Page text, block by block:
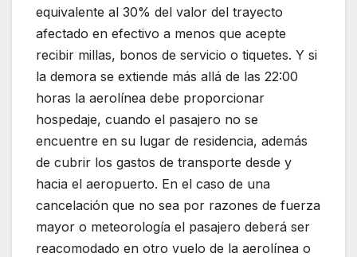
equivalente al 30% del valor del trayecto
afectado en efectivo a menos que acepte
recibir millas, bonos de servicio o tiquetes. Y si
la demora se extiende más allá de las 22:00
horas la aerolínea debe proporcionar
hospedaje, cuando el pasajero no se
encuentre en su lugar de residencia, además
de cubrir los gastos de transporte desde y
hacia el aeropuerto. En el caso de una
cancelación que no sea por razones de fuerza
mayor o meteorología el pasajero deberá ser
reacomodado en otro vuelo de la aerolínea o